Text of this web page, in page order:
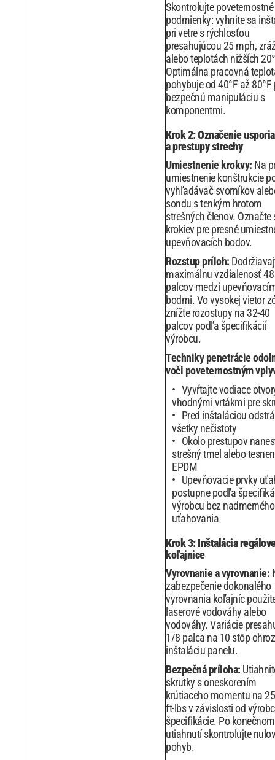
Skontrolujte poveternostné
podmienky: vyhnite sa
pri vetre s rýchlosťou
presahujúcou 25 mph,
alebo teplotách nižších
Optimálna pracovná
pohybuje od 40°F až 80°F
bezpečnú manipuláciu s
komponentmi.
Krok 2: Označenie
a prestupy strechy
Umiestnenie krokvy: Na
umiestnenie konštrukcie
vyhľadávač svorníkov
sondu s tenkým hrotom
strešných členov. Označte
krokiev pre presné
upevňovacích bodov.
Rozstup príloh:
maximálnu vzdialenosť 48
palcov medzi
bodmi. Vo vysokej vietor
znížte rozostupy na 32-40
palcov podľa špecifikácií
výrobcu.
Techniky penetrácie
voči poveternostným
Vyvŕtajte vodiace
vhodnými vrtákmi pre
Pred inštaláciou
všetky nečistoty
Okolo prestupov
strešný tmel alebo
EPDM
Upevňovacie prvky
postupne podľa
výrobcu bez nadmerného
uťahovania
Krok 3: Inštalácia
koľajnice
Vyrovnanie a vyrovnanie:
zabezpečenie dokonalého
vyrovnania koľajníc
laserové vodováhy alebo
vodováhy. Variácie
1/8 palca na 10 stôp
inštaláciu panelu.
Bezpečná príloha:
skrutky s oneskorením
krútiaceho momentu na
ft-lbs v závislosti od
špecifikácie. Po konečnom
utiahnutí skontrolujte
pohyb.